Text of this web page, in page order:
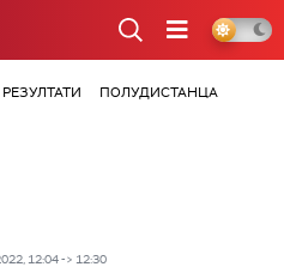
ПОЛУДИСТАНЦА
12:04 -> 12:30